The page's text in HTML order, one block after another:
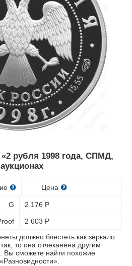
рубля 1998 года, СПМД,
Цена
G 2 176 Р
2 603 Р
должно блестеть как зеркало.
то она отчеканена другим
Вы сможете найти похожие